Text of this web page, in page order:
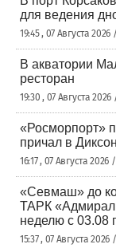
для ведения
19:45 , 07 Августа
В акватории
ресторан
19:30 , 07 Августа
«Росморпорт»
причал в
16:17 , 07 Августа 2026
«Севмаш» до
ТАРК «Адмирал
неделю с 03.08
15:37 , 07 Августа 2026